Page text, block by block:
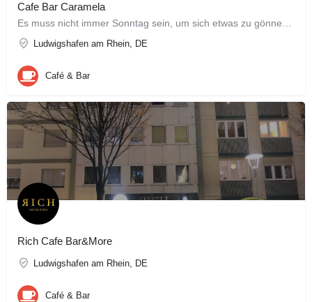
Cafe Bar Caramela
Ludwigshafen am Rhein, DE
Café & Bar
Rich Cafe Bar&More
Ludwigshafen am Rhein, DE
Café & Bar